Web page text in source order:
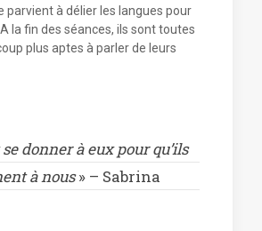
parvient à délier les langues pour
la fin des séances, ils sont toutes
plus aptes à parler de leurs
donner à eux pour qu’ils
à nous» – Sabrina